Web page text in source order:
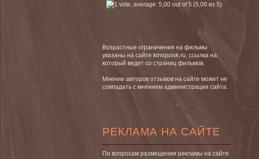
(5,00 из 5)
Возрастные ограничения на фильмы
указаны на сайте kinopoisk.ru, ссылка на
который ведет со страниц фильмов.
Мнение авторов отзывов на сайте может не
совпадать с мнением администрации сайта.
РЕКЛАМА НА САЙТЕ
По вопросам размещения рекламы на сайте